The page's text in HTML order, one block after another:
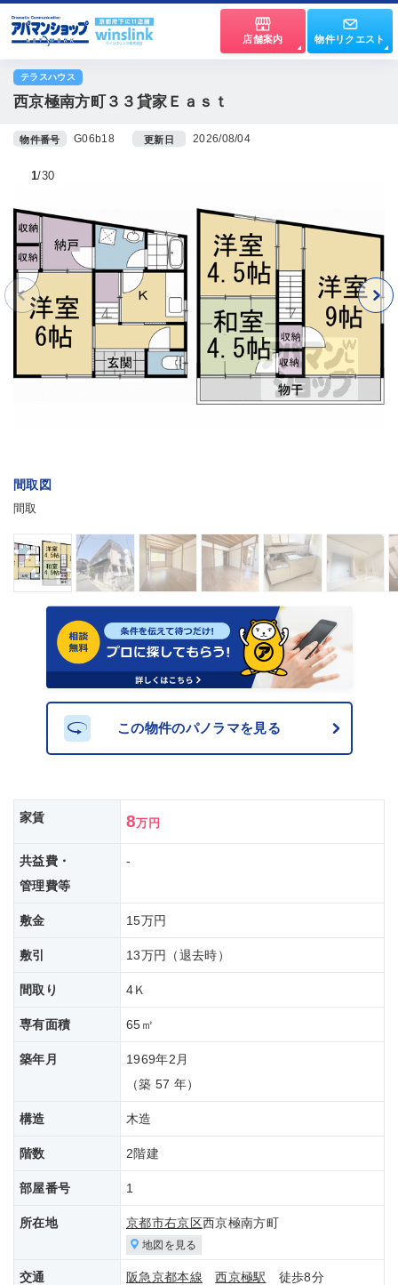
店舗案内 物件リクエスト
テラスハウス
西京極南方町３３貸家Ｅａｓｔ
物件番号 G06b18 更新日 2026/08/04
間取図
間取
1 30
この物件のパノラマを見る
家賃 8万円
共益費・
管理費等
-
敷金 15万円
敷引 13万円（退去時）
間取り 4Ｋ
専有面積 65㎡
築年月
1969年2月
（築 57 年）
構造 木造
階数 2階建
部屋番号 1
所在地 京都市右京区西京極南方町
地図を見る
交通 阪急京都本線 西京極駅 徒歩8分